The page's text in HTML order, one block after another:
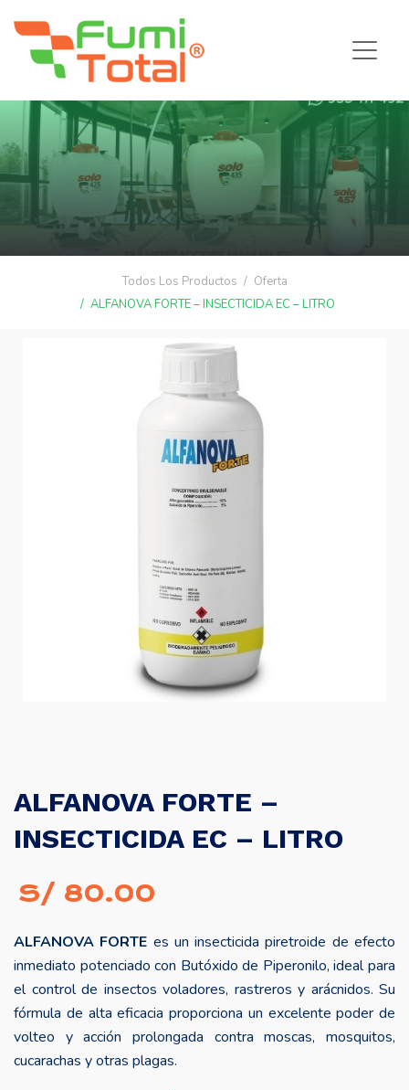
Todos Los Productos
Oferta
ALFANOVA FORTE – INSECTICIDA EC – LITRO
ALFANOVA FORTE –
INSECTICIDA EC – LITRO
S/ 80.00
ALFANOVA FORTE es un insecticida piretroide de efecto
inmediato potenciado con Butóxido de Piperonilo, ideal para
el control de insectos voladores, rastreros y arácnidos. Su
fórmula de alta eficacia proporciona un excelente poder de
volteo y acción prolongada contra moscas, mosquitos,
cucarachas y otras plagas.